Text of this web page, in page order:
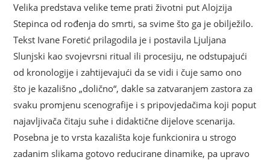
Velika predstava velike teme prati životni put Alojzija
Stepinca od rođenja do smrti, sa svime što ga je obilježilo.
Tekst Ivane Foretić prilagodila je i postavila Ljuljana
Slunjski kao svojevrsni ritual ili procesiju, ne odstupajući
od kronologije i zahtijevajući da se vidi i čuje samo ono
što je kazališno „dolično“, dakle sa zatvaranjem zastora za
svaku promjenu scenografije i s pripovjedačima koji poput
najavljivača čitaju suhe i didaktične dijelove scenarija.
Posebna je to vrsta kazališta koje funkcionira u strogo
zadanim slikama gotovo reducirane dinamike, pa upravo